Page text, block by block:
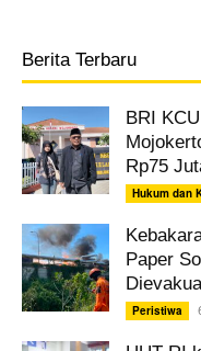
Berita Terbaru
BRI
Rp75
Hukum dan
Paper
Peristiwa